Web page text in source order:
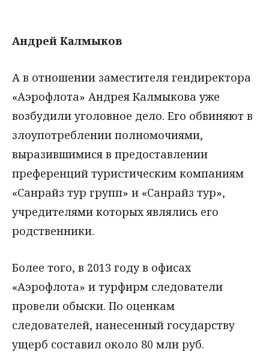
Андрей Калмыков
А в отношении заместителя гендиректора
«Аэрофлота» Андрея Калмыкова уже
возбудили уголовное дело. Его обвиняют в
злоупотреблении полномочиями,
выразившимися в предоставлении
преференций туристическим компаниям
«Санрайз тур групп» и «Санрайз тур»,
учредителями которых являлись его
родственники.
Более того, в 2013 году в офисах
«Аэрофлота» и турфирм следователи
провели обыски. По оценкам
следователей, нанесенный государству
ущерб составил около 80 млн руб.